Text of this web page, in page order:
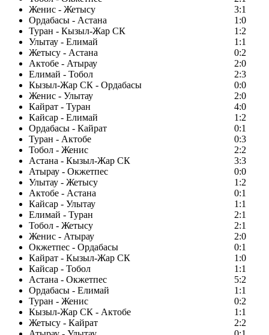
Женис - Жетысу
3:1
Ордабасы - Астана
1:0
Туран - Кызыл-Жар СК
1:2
Улытау - Елимай
1:1
Жетысу - Астана
0:2
Актобе - Атырау
2:0
Елимай - Тобол
2:3
Кызыл-Жар СК - Ордабасы
0:0
Женис - Улытау
2:0
Кайрат - Туран
4:0
Кайсар - Елимай
1:2
Ордабасы - Кайрат
0:1
Туран - Актобе
0:3
Тобол - Женис
2:2
Астана - Кызыл-Жар СК
3:3
Атырау - Окжетпес
0:0
Улытау - Жетысу
1:2
Актобе - Астана
0:1
Кайсар - Улытау
1:1
Елимай - Туран
2:1
Тобол - Жетысу
2:1
Женис - Атырау
2:0
Окжетпес - Ордабасы
0:1
Кайрат - Кызыл-Жар СК
1:0
Кайсар - Тобол
1:1
Астана - Окжетпес
5:2
Ордабасы - Елимай
1:1
Туран - Женис
0:2
Кызыл-Жар СК - Актобе
1:1
Жетысу - Кайрат
2:2